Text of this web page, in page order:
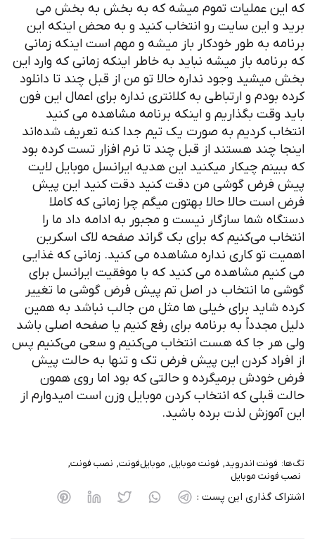
عملیات تموم میشه که به بخش به بخش می
و این سایت رو انتخاب کنید و به محض اینکه این
به طور خودکار باز میشه و مهم است اینکه زمانی
باز میشه نباید به خاطر اینکه زمانی که وارد این
وجود نداره حالا تو من از قبل چند تا دانلود
و ارتباطی به کلانتری نداره برای اعمال این فون
بگذاریم و اینکه برنامه مشاهده می کنید
کردیم به صورت یک تیم جدا کنه تعریف شده‌اند
چند هستند از قبل چند تا نرم افزار تست کرده بود
چیکار میکنید این هدیه ایرانسل موبایل لایت
گوشی من دقت کنید دقت کنید این پیش
حالا حالا بهتون میگم چرا زمانی که کاملا
شما سازگار نیست و مجبور به ادامه داد ما را
می‌کنیم که برای بک گراند صفحه لاک اسکرین
تو کاری نداره مشاهده می کنید. زمانی که غذایی
مشاهده می کنید که با موفقیت ایرانسل برای
ما انتخاب در اصل تم پیش فرض گوشی ما تغییر
شاید برای خیلی ها مثل من جالب نباشد به همین
به برنامه برای رفع کنیم یا صفحه اصلی باشد
جا که هست انتخاب می‌کنیم و سعی می‌کنیم پس
کردن این پیش فرض تک و تنها به حالت پیش
برمیگرده و حالتی که بود اما روی همون
که انتخاب کردن موبایل وزن است امیدوارم از
لذت برده باشید.
فونت اندروید فونت موبایل موبایل‌فونت نصب فونت
موبایل
گذاری این پست :